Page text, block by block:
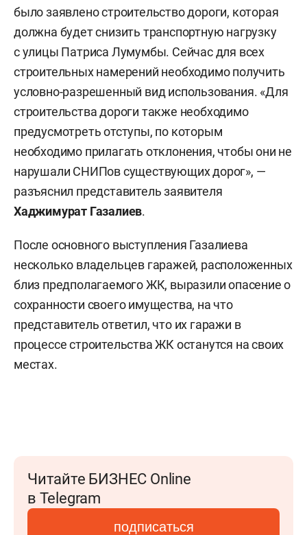
было заявлено строительство дороги, которая
должна будет снизить транспортную нагрузку
с улицы Патриса Лумумбы. Сейчас для всех
строительных намерений необходимо получить
условно-разрешенный вид использования. «Для
строительства дороги также необходимо
предусмотреть отступы, по которым
необходимо прилагать отклонения, чтобы они не
нарушали СНИПов существующих дорог», —
разъяснил представитель заявителя
Хаджимурат Газалиев.
После основного выступления Газалиева
несколько владельцев гаражей, расположенных
близ предполагаемого ЖК, выразили опасение о
сохранности своего имущества, на что
представитель ответил, что их гаражи в
процессе строительства ЖК останутся на своих
местах.
Читайте БИЗНЕС Online
в Telegram
подписаться